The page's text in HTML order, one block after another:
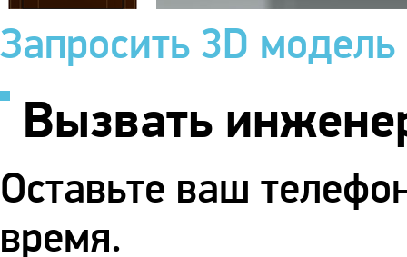
Запросить 3D модель
Вызвать
Оставьте ваш
время.